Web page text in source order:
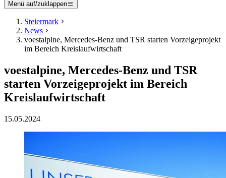
Menü auf/zuklappen
Steiermark
News
voestalpine, Mercedes-Benz und TSR starten Vorzeigeprojekt
im Bereich Kreislaufwirtschaft
voestalpine, Mercedes-Benz und TSR
starten Vorzeigeprojekt im Bereich
Kreislaufwirtschaft
15.05.2024